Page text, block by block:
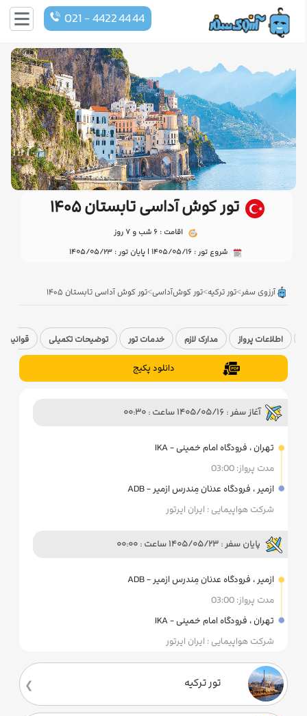
021 - 4422 44 44
تور کوش آداسی تابستان ۱۴۰۵
اقامت : 6 شب و 7 روز
شروع تور : 1405/05/16 | پایان تور : 1405/05/23
آرزوی سفر>تور ترکیه>تور کوش‌آداسی>تور کوش آداسی تابستان ۱۴۰۵
اطلاعات پرواز مدارک لازم خدمات تور توضیحات تکمیلی قوانین
دانلود پکیج
آغاز سفر : 1405/05/16 ساعت : 00:30
تهران ، فرودگاه امام خمینی - IKA
مدت پرواز: 03:00
ازمیر ، فرودگاه عدنان مِندرس ازمیر - ADB
شرکت هواپیمایی : ایران ایرتور
پایان سفر : 1405/05/23 ساعت : 00:00
ازمیر ، فرودگاه عدنان مِندرس ازمیر - ADB
مدت پرواز: 03:00
تهران ، فرودگاه امام خمینی - IKA
شرکت هواپیمایی : ایران ایرتور
تور ترکیه